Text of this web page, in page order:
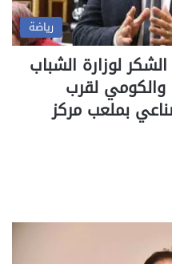
رياضة
لوزارة الشباب
والكومي لقرب
بملعب مركز